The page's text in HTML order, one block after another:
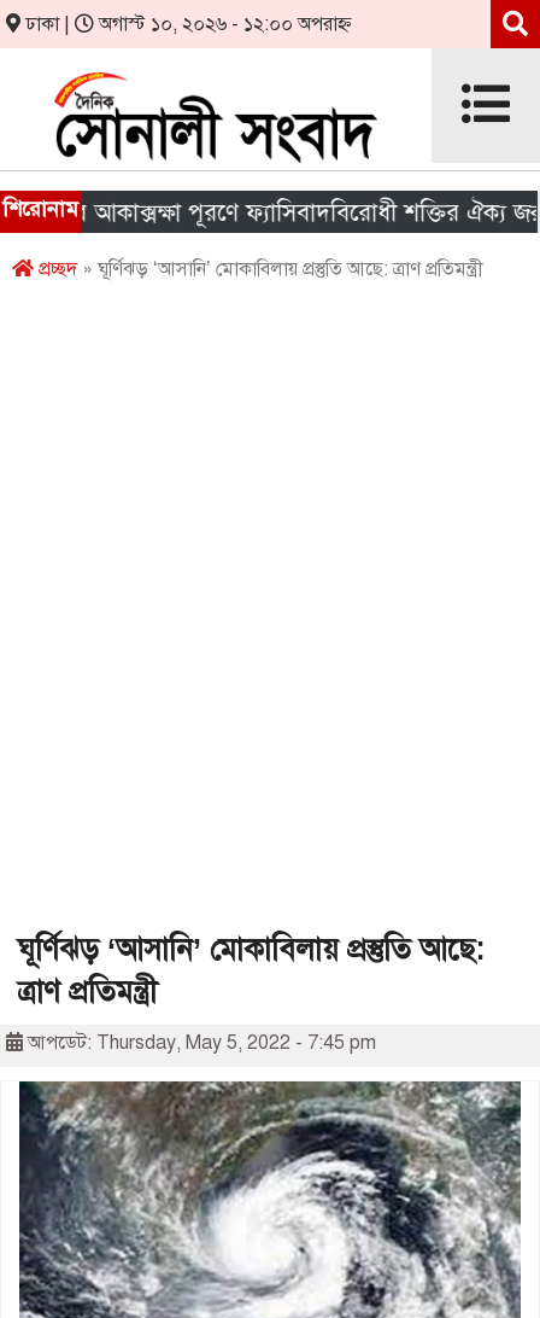
ঢাকা | অগাস্ট ১০, ২০২৬ - ১২:০০ অপরাহ্ন
শিরোনাম
আকাক্সক্ষা পূরণে ফ্যাসিবাদবিরোধী শক্তির ঐক্য জরুরি
প্রচ্ছদ» ঘূর্ণিঝড় ‘আসানি’ মোকাবিলায় প্রস্তুতি আছে: ত্রাণ প্রতিমন্ত্রী
ঘূর্ণিঝড় ‘আসানি’ মোকাবিলায় প্রস্তুতি আছে:
ত্রাণ প্রতিমন্ত্রী
আপডেট: Thursday, May 5, 2022 - 7:45 pm